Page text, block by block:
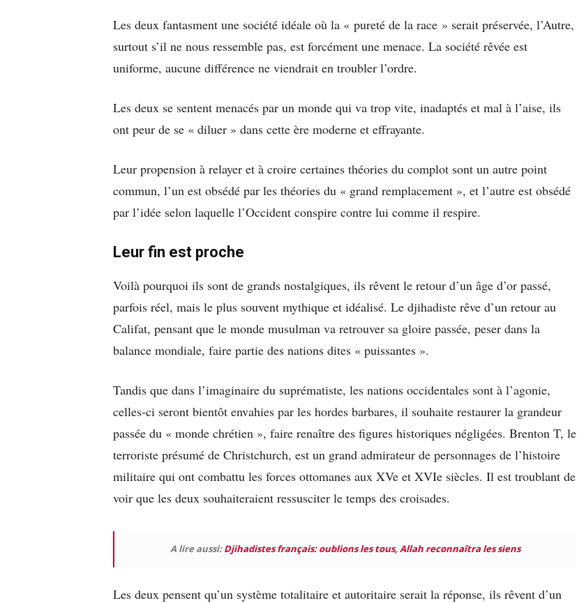
Les deux fantasment une société idéale où la « pureté de la race » serait préservée, l’Autre,
surtout s’il ne nous ressemble pas, est forcément une menace. La société rêvée est
uniforme, aucune différence ne viendrait en troubler l’ordre.
Les deux se sentent menacés par un monde qui va trop vite, inadaptés et mal à l’aise, ils
ont peur de se « diluer » dans cette ère moderne et effrayante.
Leur propension à relayer et à croire certaines théories du complot sont un autre point
commun, l’un est obsédé par les théories du « grand remplacement », et l’autre est obsédé
par l’idée selon laquelle l’Occident conspire contre lui comme il respire.
Leur fin est proche
Voilà pourquoi ils sont de grands nostalgiques, ils rêvent le retour d’un âge d’or passé,
parfois réel, mais le plus souvent mythique et idéalisé. Le djihadiste rêve d’un retour au
Califat, pensant que le monde musulman va retrouver sa gloire passée, peser dans la
balance mondiale, faire partie des nations dites « puissantes ».
Tandis que dans l’imaginaire du suprématiste, les nations occidentales sont à l’agonie,
celles-ci seront bientôt envahies par les hordes barbares, il souhaite restaurer la grandeur
passée du « monde chrétien », faire renaître des figures historiques négligées. Brenton T, le
terroriste présumé de Christchurch, est un grand admirateur de personnages de l’histoire
militaire qui ont combattu les forces ottomanes aux XVe et XVIe siècles. Il est troublant de
voir que les deux souhaiteraient ressusciter le temps des croisades.
A lire aussi:Djihadistes français: oublions les tous, Allah reconnaîtra les siens
Les deux pensent qu’un système totalitaire et autoritaire serait la réponse, ils rêvent d’un